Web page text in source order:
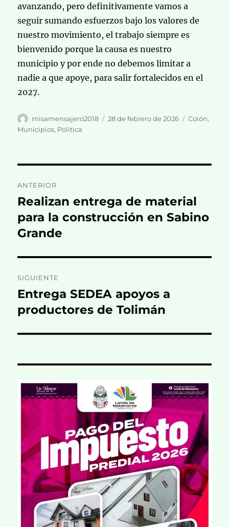
avanzando, pero definitivamente vamos a
seguir sumando esfuerzos bajo los valores de
nuestro movimiento, el trabajo siempre es
bienvenido porque la causa es nuestro
municipio y por ende no debemos limitar a
nadie a que apoye, para salir fortalecidos en el
2027.
Autor
misamensajero2018
Publicado
28 de febrero de 2026 Categorías
Colón,
Municipios, Política
de
entradas
ANTERIOR
Entrada
anterior:
Realizan entrega de material
para la construcción en Sabino
Grande
SIGUIENTE
Entrada
siguiente:
Entrega SEDEA apoyos a
productores de Tolimán